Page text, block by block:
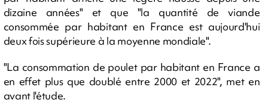
dizaine années" et que "la quantité de viande
consommée par habitant en France est aujourd'hui
deux fois supérieure à la moyenne mondiale".
"La consommation de poulet par habitant en France a
en effet plus que doublé entre 2000 et 2022", met en
avant l'étude.